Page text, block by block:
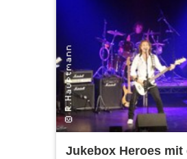
Jukebox Heroes mit